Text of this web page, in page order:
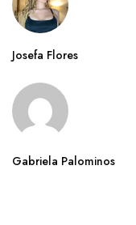
Josefa Flores
Gabriela Palominos